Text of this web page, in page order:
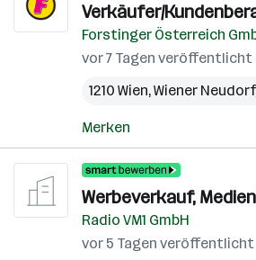
Verkäufer/
Forstinger Österreich
vor 7 Tagen veröffentlicht
1210 Wien,Wiener Neudorf
Merken
Werbeverkauf,
Radio VM1 GmbH
vor 5 Tagen veröffentlicht